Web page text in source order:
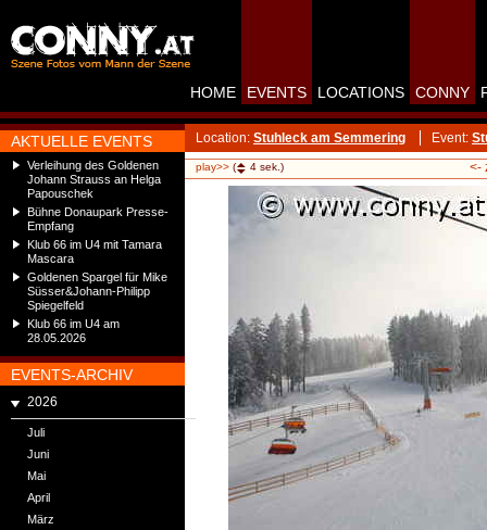
AKTUELLE EVENTS
Verleihung des Goldenen
Johann Strauss an Helga
Papouschek
Bühne Donaupark Presse-
Empfang
Klub 66 im U4 mit Tamara
Mascara
Goldenen Spargel für Mike
Süsser&Johann-Philipp
Spiegelfeld
Klub 66 im U4 am
28.05.2026
EVENTS-ARCHIV
2026
Juli
Juni
Mai
April
März
HOME EVENTS LOCATIONS CONNY
Location: Stuhleck am Semmering Event:
play>> ( 4 sek.) <-